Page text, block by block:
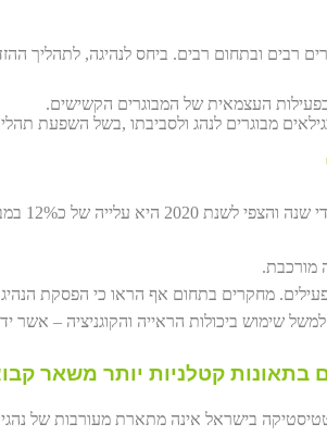
רבים ובתחום רבים. ביחס לנהיגה, לתהליך
העצמאית של המבוגרים הקשישים.
מבוגרים לנהג ולסביבתו ,בשל השפעת
של כ12% במבוגרים מעל גיל 65.
מורכבת.
מחקרים בתחום אף הראו כי הפסקת הנהיגה
למשל שימוש ביכולות הראייה והקוגניציה –
קטלניות יותר משאר
בישראל אינה מתארת מעורבות של